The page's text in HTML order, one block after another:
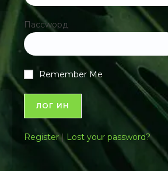
Пассwорд
Remember Me
Register| Lost your password?